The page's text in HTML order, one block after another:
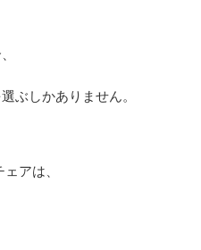
ぶしかありません。
アは、